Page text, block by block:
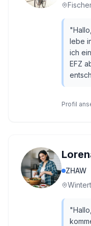
"
lebe
ich
EFZ
Profil
ZHAW
"